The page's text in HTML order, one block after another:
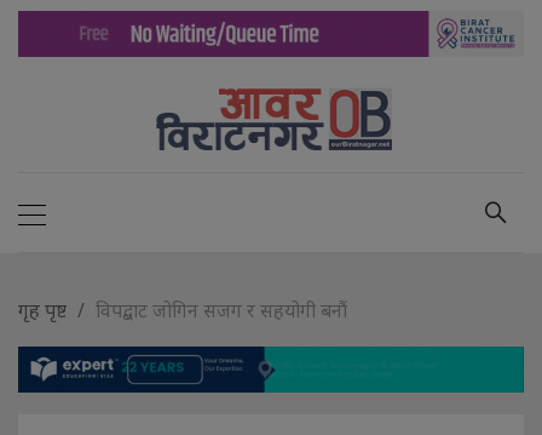
गृह पृष्ट विपद्बाट जोगिन सजग र सहयोगी बनौं